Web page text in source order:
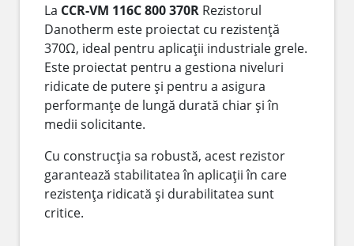
La CCR-VM 116C 800 370R Rezistorul
Danotherm este proiectat cu rezistență
370Ω, ideal pentru aplicații industriale grele.
Este proiectat pentru a gestiona niveluri
ridicate de putere și pentru a asigura
performanțe de lungă durată chiar și în
medii solicitante.
Cu construcția sa robustă, acest rezistor
garantează stabilitatea în aplicații în care
rezistența ridicată și durabilitatea sunt
critice.